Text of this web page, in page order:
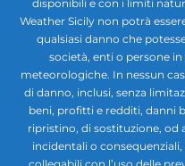
disponibili e con i limiti
Weather Sicily non potrà
qualsiasi danno che
società, enti o persone
meteorologiche. In nessun
di danno, inclusi, senza
beni, profitti e redditi, danni
ripristino, di sostituzione,
incidentali o